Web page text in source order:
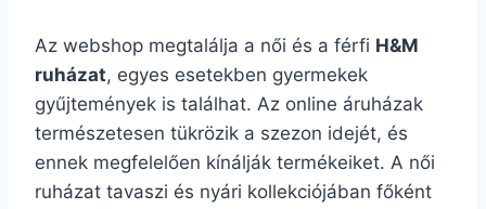
Az webshop megtalálja a női és a férfi H&M
ruházat, egyes esetekben gyermekek
gyűjtemények is találhat. Az online áruházak
természetesen tükrözik a szezon idejét, és
ennek megfelelően kínálják termékeiket. A női
ruházat tavaszi és nyári kollekciójában főként